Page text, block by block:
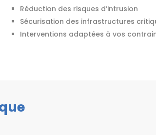
Réduction des risques d’intrusion
Sécurisation des infrastructures
Interventions adaptées à vos